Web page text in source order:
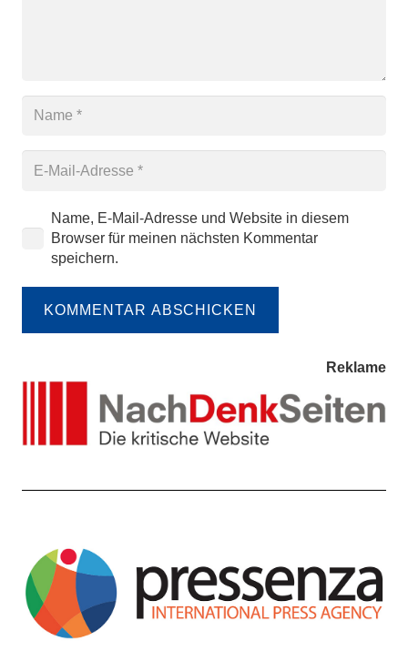
Name, E-Mail-Adresse und Website in diesem
Browser für meinen nächsten Kommentar
speichern.
KOMMENTAR ABSCHICKEN
Reklame